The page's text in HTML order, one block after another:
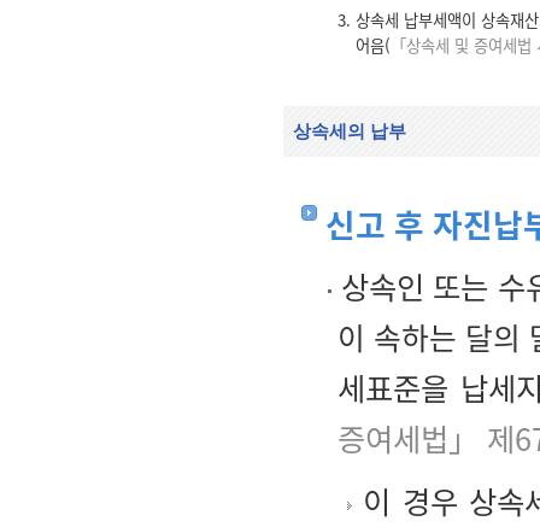
3. 상속세 납부세액이 상속재
어음( 「상속세 및 증여세
상속세의 납부
신고 후 자진납
상속인 또는
이 속하는 달의
세표준을 납세
증여세법」 제
이 경우 상속